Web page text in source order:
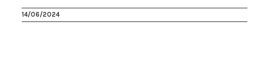
14/06/2024